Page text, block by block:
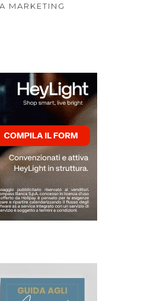
MARKETING